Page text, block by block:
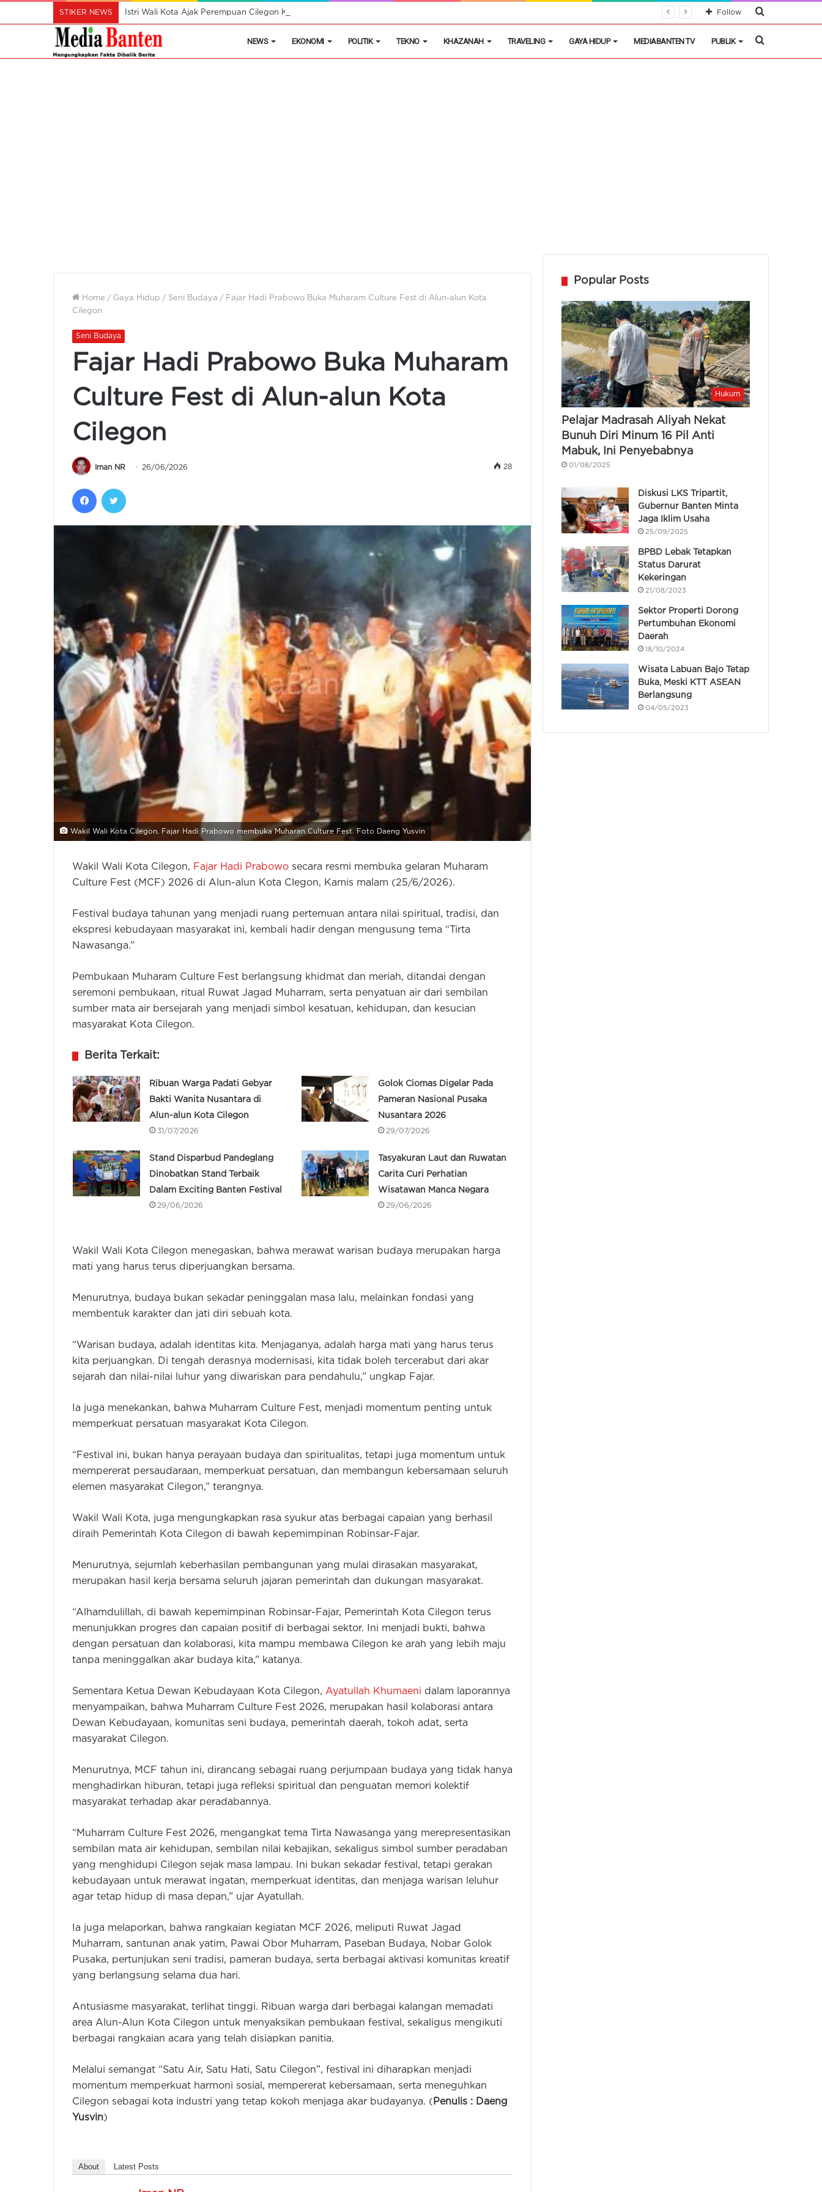
STIKER NEWS Istri Wali Kota Ajak Perempuan Cilegon Kembangkan Hobi Sebagai Peluang Usaha Cari
Follow
NEWS EKONOMI POLITIK TEKNO KHAZANAH TRAVELING GAYA HIDUP MEDIABANTEN TV PUBLIK Cari
Home / Gaya Hidup / Seni Budaya / Fajar Hadi Prabowo Buka Muharam Culture Fest di Alun-alun Kota
Cilegon
Seni Budaya
Fajar Hadi Prabowo Buka Muharam
Culture Fest di Alun-alun Kota
Cilegon
Iman NR 26/06/2026 28
Facebook
Wakil Wali Kota Cilegon, Fajar Hadi Prabowo membuka Muharan Culture Fest. Foto Daeng Yusvin
Wakil Wali Kota Cilegon, Fajar Hadi Prabowo secara resmi membuka gelaran Muharam
Culture Fest (MCF) 2026 di Alun-alun Kota Clegon, Kamis malam (25/6/2026).
Festival budaya tahunan yang menjadi ruang pertemuan antara nilai spiritual, tradisi, dan
ekspresi kebudayaan masyarakat ini, kembali hadir dengan mengusung tema “Tirta
Nawasanga.”
Pembukaan Muharam Culture Fest berlangsung khidmat dan meriah, ditandai dengan
seremoni pembukaan, ritual Ruwat Jagad Muharram, serta penyatuan air dari sembilan
sumber mata air bersejarah yang menjadi simbol kesatuan, kehidupan, dan kesucian
masyarakat Kota Cilegon.
Berita Terkait:
Ribuan Warga Padati Gebyar
Bakti Wanita Nusantara di
Alun-alun Kota Cilegon
31/07/2026
Golok Ciomas Digelar Pada
Pameran Nasional Pusaka
Nusantara 2026
29/07/2026
Stand Disparbud Pandeglang
Dinobatkan Stand Terbaik
Dalam Exciting Banten Festival
29/06/2026
Tasyakuran Laut dan Ruwatan
Carita Curi Perhatian
Wisatawan Manca Negara
29/06/2026
Wakil Wali Kota Cilegon menegaskan, bahwa merawat warisan budaya merupakan harga
mati yang harus terus diperjuangkan bersama.
Menurutnya, budaya bukan sekadar peninggalan masa lalu, melainkan fondasi yang
membentuk karakter dan jati diri sebuah kota.
“Warisan budaya, adalah identitas kita. Menjaganya, adalah harga mati yang harus terus
kita perjuangkan. Di tengah derasnya modernisasi, kita tidak boleh tercerabut dari akar
sejarah dan nilai-nilai luhur yang diwariskan para pendahulu,” ungkap Fajar.
Ia juga menekankan, bahwa Muharram Culture Fest, menjadi momentum penting untuk
memperkuat persatuan masyarakat Kota Cilegon.
“Festival ini, bukan hanya perayaan budaya dan spiritualitas, tetapi juga momentum untuk
mempererat persaudaraan, memperkuat persatuan, dan membangun kebersamaan seluruh
elemen masyarakat Cilegon,” terangnya.
Wakil Wali Kota, juga mengungkapkan rasa syukur atas berbagai capaian yang berhasil
diraih Pemerintah Kota Cilegon di bawah kepemimpinan Robinsar-Fajar.
Menurutnya, sejumlah keberhasilan pembangunan yang mulai dirasakan masyarakat,
merupakan hasil kerja bersama seluruh jajaran pemerintah dan dukungan masyarakat.
“Alhamdulillah, di bawah kepemimpinan Robinsar-Fajar, Pemerintah Kota Cilegon terus
menunjukkan progres dan capaian positif di berbagai sektor. Ini menjadi bukti, bahwa
dengan persatuan dan kolaborasi, kita mampu membawa Cilegon ke arah yang lebih maju
tanpa meninggalkan akar budaya kita,” katanya.
Sementara Ketua Dewan Kebudayaan Kota Cilegon, Ayatullah Khumaeni dalam laporannya
menyampaikan, bahwa Muharram Culture Fest 2026, merupakan hasil kolaborasi antara
Dewan Kebudayaan, komunitas seni budaya, pemerintah daerah, tokoh adat, serta
masyarakat Cilegon.
Menurutnya, MCF tahun ini, dirancang sebagai ruang perjumpaan budaya yang tidak hanya
menghadirkan hiburan, tetapi juga refleksi spiritual dan penguatan memori kolektif
masyarakat terhadap akar peradabannya.
“Muharram Culture Fest 2026, mengangkat tema Tirta Nawasanga yang merepresentasikan
sembilan mata air kehidupan, sembilan nilai kebajikan, sekaligus simbol sumber peradaban
yang menghidupi Cilegon sejak masa lampau. Ini bukan sekadar festival, tetapi gerakan
kebudayaan untuk merawat ingatan, memperkuat identitas, dan menjaga warisan leluhur
agar tetap hidup di masa depan,” ujar Ayatullah.
Ia juga melaporkan, bahwa rangkaian kegiatan MCF 2026, meliputi Ruwat Jagad
Muharram, santunan anak yatim, Pawai Obor Muharram, Paseban Budaya, Nobar Golok
Pusaka, pertunjukan seni tradisi, pameran budaya, serta berbagai aktivasi komunitas kreatif
yang berlangsung selama dua hari.
Antusiasme masyarakat, terlihat tinggi. Ribuan warga dari berbagai kalangan memadati
area Alun-Alun Kota Cilegon untuk menyaksikan pembukaan festival, sekaligus mengikuti
berbagai rangkaian acara yang telah disiapkan panitia.
Melalui semangat “Satu Air, Satu Hati, Satu Cilegon”, festival ini diharapkan menjadi
momentum memperkuat harmoni sosial, mempererat kebersamaan, serta meneguhkan
Cilegon sebagai kota industri yang tetap kokoh menjaga akar budayanya. ( Penulis : Daeng
Yusvin)
About Latest Posts
Betawi
Andra Soni Mumuluk Bareng
Popular Posts
Hukum
Pelajar Madrasah Aliyah Nekat
Bunuh Diri Minum 16 Pil Anti
Mabuk, Ini Penyebabnya
01/08/2025
Diskusi LKS Tripartit,
Gubernur Banten Minta
Jaga Iklim Usaha
25/09/2025
BPBD Lebak Tetapkan
Status Darurat
Kekeringan
21/08/2023
Sektor Properti Dorong
Pertumbuhan Ekonomi
Daerah
18/10/2024
Wisata Labuan Bajo Tetap
Buka, Meski KTT ASEAN
Berlangsung
04/05/2023